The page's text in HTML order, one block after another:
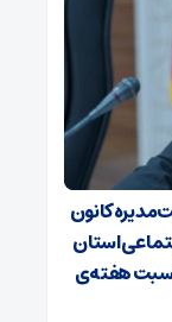
کانون
استان
هفته‌ی